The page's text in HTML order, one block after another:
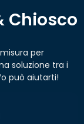
Chiosco
per
soluzione tra i
può aiutarti!